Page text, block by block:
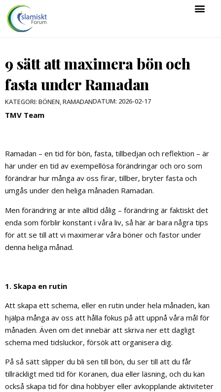
9 sätt att maximera bön och
fasta under Ramadan
KATEGORI: BÖNEN,RAMADANDATUM: 2026-02-17
TMV Team
Ramadan – en tid för bön, fasta, tillbedjan och reflektion – är
här under en tid av exempellösa förändringar och oro som
förändrar hur många av oss firar, tillber, bryter fasta och
umgås under den heliga månaden Ramadan.
Men förändring är inte alltid dålig – förändring är faktiskt det
enda som förblir konstant i våra liv, så här är bara några tips
för att se till att vi maximerar våra böner och fastor under
denna heliga månad.
1. Skapa en rutin
Att skapa ett schema, eller en rutin under hela månaden, kan
hjälpa många av oss att hålla fokus på att uppnå våra mål för
månaden. Även om det innebär att skriva ner ett dagligt
schema med tidsluckor, försök att organisera dig.
På så sätt slipper du bli sen till bön, du ser till att du får
tillräckligt med tid för Koranen, dua eller läsning, och du kan
också skapa tid för dina hobbyer eller avkopplande aktiviteter